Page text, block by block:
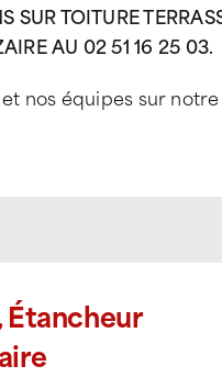
TOITURE
AU 02 51 16 25 03.
nos équipes sur
Étancheur